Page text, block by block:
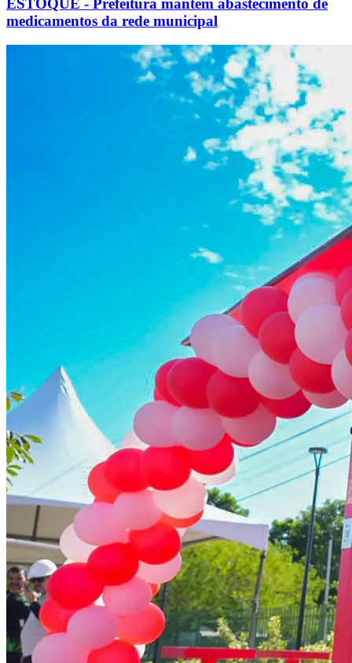
ESTOQUE - Prefeitura mantém abastecimento de
medicamentos da rede municipal